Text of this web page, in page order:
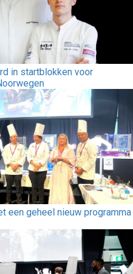
in startblokken voor
een geheel nieuw programma